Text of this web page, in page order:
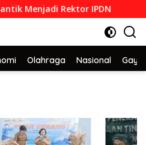
Rektor IPDN
Olahraga Nasional Gaya